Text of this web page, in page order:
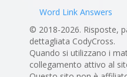
Word Link Answers
© 2018-2026. Risposte,
dettagliata CodyCross.
Quando si utilizzano i
collegamento attivo al